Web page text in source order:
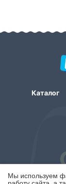
Мы используем
Каталог